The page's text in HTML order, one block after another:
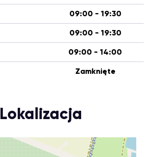
09:00 - 19:30
09:00 - 19:30
09:00 - 14:00
Zamknięte
Lokalizacja